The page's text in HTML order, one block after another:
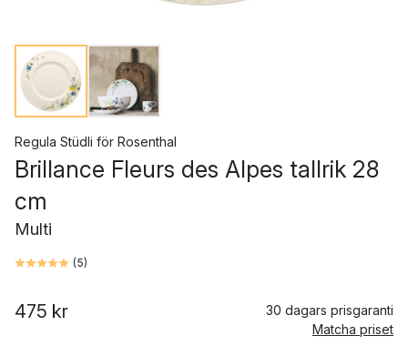
Regula Stüdli för Rosenthal
Brillance Fleurs des Alpes tallrik 28
cm
Multi
(5)
475 kr
30 dagars prisgaranti
Matcha priset